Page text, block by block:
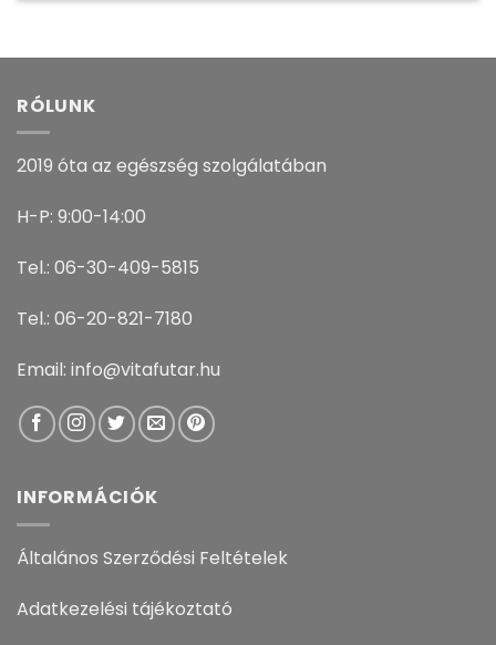
RÓLUNK
2019 óta az egészség szolgálatában
H-P: 9:00-14:00
Tel.: 06-30-409-5815
Tel.: 06-20-821-7180
Email: info@vitafutar.hu
INFORMÁCIÓK
Általános Szerződési Feltételek
Adatkezelési tájékoztató